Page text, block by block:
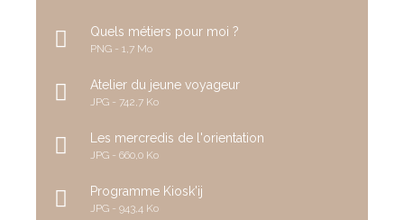
Quels métiers pour moi ?
PNG 1,7 Mo
Atelier du jeune voyageur
JPG 742,7 Ko
Les mercredis de l'orientation
JPG 660,0 Ko
Programme Kiosk'ij
JPG 943,4 Ko